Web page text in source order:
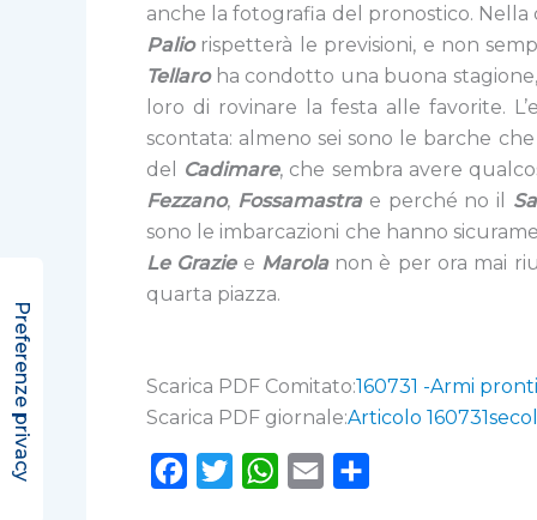
anche la fotografia del pronostico.
Paliorispetterà le previsioni, e non
Tellaroha condotto una buona
loro di rovinare la festa alle favorite.
scontata: almeno sei sono le barche
del Cadimare, che sembra avere
Fezzano, Fossamastrae perché no il
sono le imbarcazioni che hanno
Le Graziee Marolanon è per ora mai
quarta piazza.
Scarica PDF Comitato:160731 -Armi
Scarica PDF giornale:Articolo
W